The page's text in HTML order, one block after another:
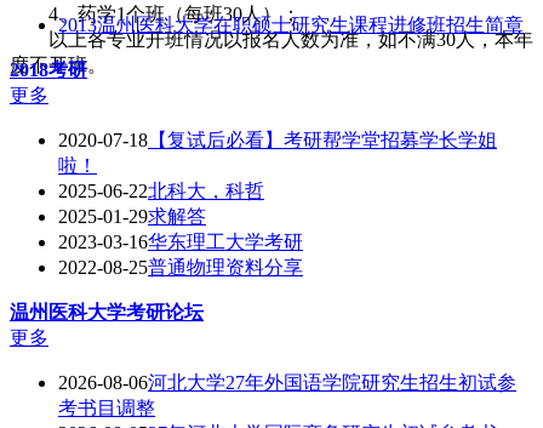
4、药学1个班（每班30人）；
以上各专业开班情况以报名人数为准，如不满30人，本年
度不开班。
2013温州医科大学在职硕士研究生课程进修班招生简章
2018考研
更多
2020-07-18 【复试后必看】考研帮学堂招募学长学姐
啦！
2025-06-22北科大，科哲
2025-01-29求解答
2023-03-16华东理工大学考研
2022-08-25普通物理资料分享
温州医科大学考研论坛
更多
2026-08-06河北大学27年外国语学院研究生招生初试参
考书目调整